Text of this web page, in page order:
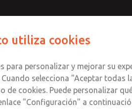
utiliza cookies
para personalizar y mejorar su
selecciona "Aceptar todas
de cookies. Puede personalizar
"Configuración" a